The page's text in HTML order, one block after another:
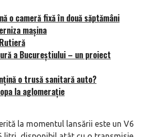
o cameră fixă în două săptămâni
mașina
a Bucureștiului – un proiect
o trusă sanitară auto?
la aglomerație
la momentul lansării este un V6